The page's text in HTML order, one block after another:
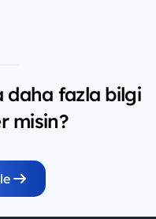
daha fazla bilgi
misin?